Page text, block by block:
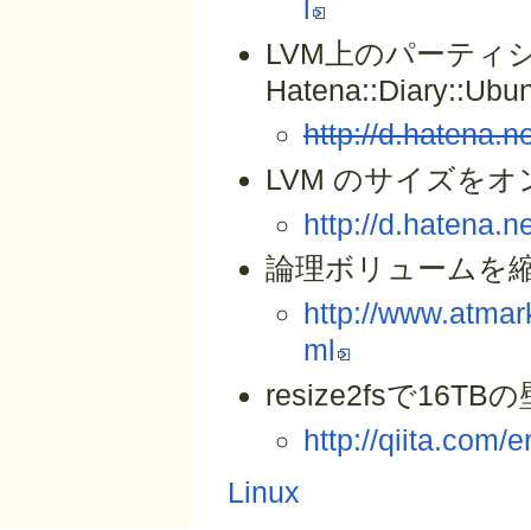
l
LVM上のパーティ
http://
LVM のサイズを
http://
論理ボリュームを
http://
ml
resize2fsで16TBの
http://qiita.com/
Linux